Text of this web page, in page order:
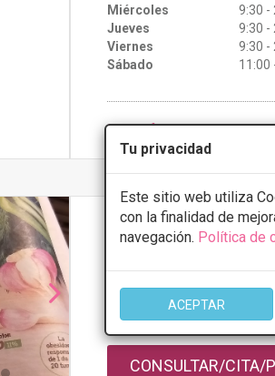
Tu privacidad
Este sitio web utiliza
con la finalidad de
navegación. Política de
ACEPTAR
Miércoles
9:30
Jueves
9:30
Viernes
9:30
Sábado
11:00
Más información
BIO IMAGEN
Presupuestos con5% de
CONSULTAR/CITA/